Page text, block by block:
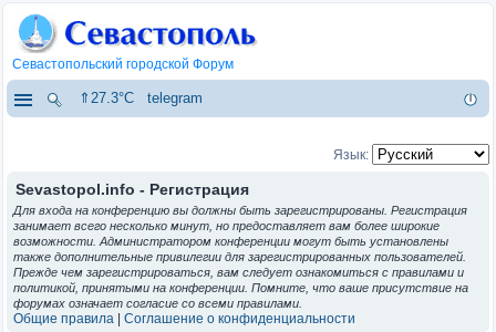
Севастопольский городской Форум
⇑27.3°C telegram
Язык:
Sevastopol.info - Регистрация
Для входа на конференцию вы должны быть зарегистрированы. Регистрация
занимает всего несколько минут, но предоставляет вам более широкие
возможности. Администратором конференции могут быть установлены
также дополнительные привилегии для зарегистрированных пользователей.
Прежде чем зарегистрироваться, вам следует ознакомиться с правилами и
политикой, принятыми на конференции. Помните, что ваше присутствие на
форумах означает согласие со всеми правилами.
Общие правила Соглашение о конфиденциальности